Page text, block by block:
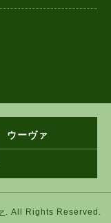
ーヴァ
. All Rights Reserved.